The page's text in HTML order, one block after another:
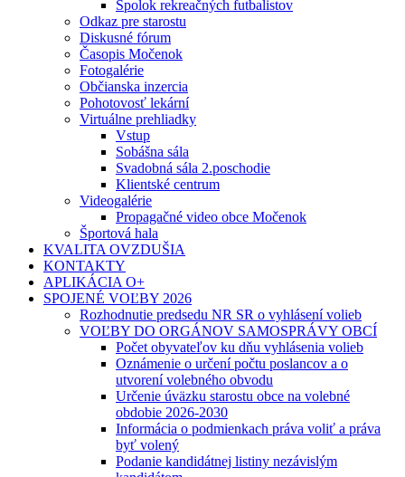
Spolok rekreačných futbalistov
Odkaz pre starostu
Diskusné fórum
Časopis Močenok
Fotogalérie
Občianska inzercia
Pohotovosť lekární
Virtuálne prehliadky
Vstup
Sobášna sála
Svadobná sála 2.poschodie
Klientské centrum
Videogalérie
Propagačné video obce Močenok
Športová hala
KVALITA OVZDUŠIA
KONTAKTY
APLIKÁCIA O+
SPOJENÉ VOĽBY 2026
Rozhodnutie predsedu NR SR o vyhlásení volieb
VOĽBY DO ORGÁNOV SAMOSPRÁVY OBCÍ
Počet obyvateľov ku dňu vyhlásenia volieb
Oznámenie o určení počtu poslancov a o
utvorení volebného obvodu
Určenie úväzku starostu obce na volebné
obdobie 2026-2030
Informácia o podmienkach práva voliť a práva
byť volený
Podanie kandidátnej listiny nezávislým